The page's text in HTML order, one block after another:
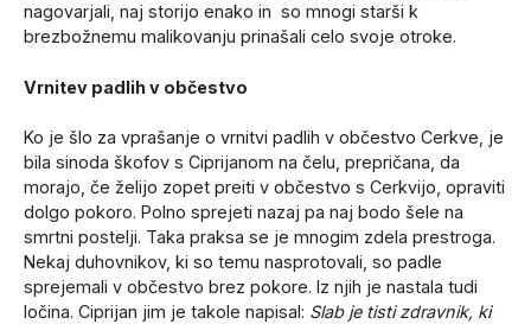
nagovarjali, naj storijo enako in so mnogi starši k
brezbožnemu malikovanju prinašali celo svoje otroke.
Vrnitev padlih v občestvo
Ko je šlo za vprašanje o vrnitvi padlih v občestvo Cerkve, je
bila sinoda škofov s Ciprijanom na čelu, prepričana, da
morajo, če želijo zopet preiti v občestvo s Cerkvijo, opraviti
dolgo pokoro. Polno sprejeti nazaj pa naj bodo šele na
smrtni postelji. Taka praksa se je mnogim zdela prestroga.
Nekaj duhovnikov, ki so temu nasprotovali, so padle
sprejemali v občestvo brez pokore. Iz njih je nastala tudi
ločina. Ciprijan jim je takole napisal: Slab je tisti zdravnik, ki